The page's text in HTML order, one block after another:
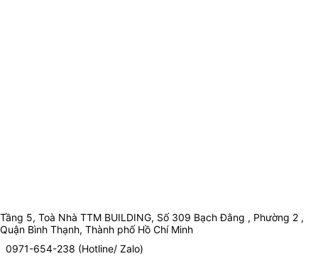
Tầng 5, Toà Nhà TTM BUILDING, Số 309 Bạch Đằng , Phường 2 ,
Quận Bình Thạnh, Thành phố Hồ Chí Minh
0971-654-238 (Hotline/ Zalo)